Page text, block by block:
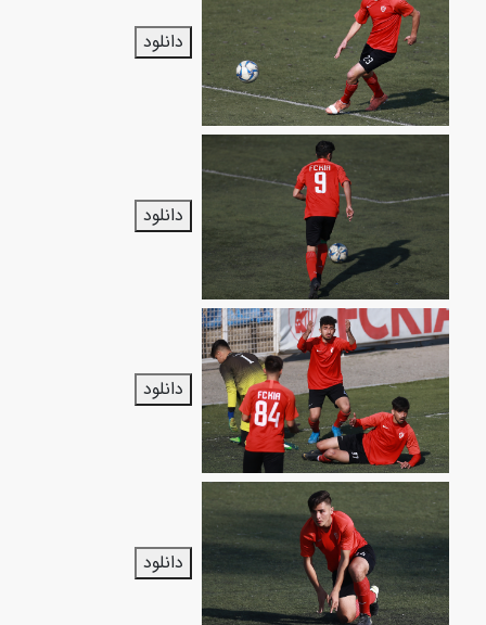
دانلود
دانلود
دانلود
دانلود